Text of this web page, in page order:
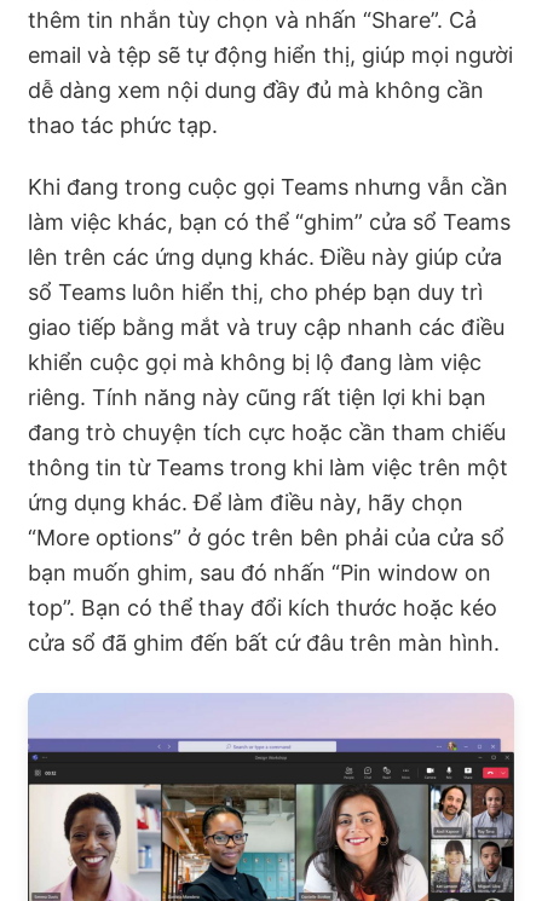
thêm tin nhắn tùy chọn và nhấn “Share”. Cả
email và tệp sẽ tự động hiển thị, giúp mọi người
dễ dàng xem nội dung đầy đủ mà không cần
thao tác phức tạp.
Khi đang trong cuộc gọi Teams nhưng vẫn cần
làm việc khác, bạn có thể “ghim” cửa sổ Teams
lên trên các ứng dụng khác. Điều này giúp cửa
sổ Teams luôn hiển thị, cho phép bạn duy trì
giao tiếp bằng mắt và truy cập nhanh các điều
khiển cuộc gọi mà không bị lộ đang làm việc
riêng. Tính năng này cũng rất tiện lợi khi bạn
đang trò chuyện tích cực hoặc cần tham chiếu
thông tin từ Teams trong khi làm việc trên một
ứng dụng khác. Để làm điều này, hãy chọn
“More options” ở góc trên bên phải của cửa sổ
bạn muốn ghim, sau đó nhấn “Pin window on
top”. Bạn có thể thay đổi kích thước hoặc kéo
cửa sổ đã ghim đến bất cứ đâu trên màn hình.